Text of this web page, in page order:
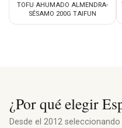
TOFU AHUMADO ALMENDRA-
SÉSAMO 200G TAIFUN
¿Por qué elegir
Desde el 2012